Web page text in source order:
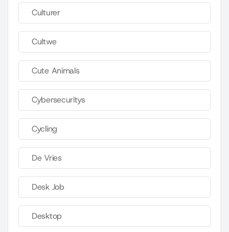
Culturer
Cultwe
Cute Animals
Cybersecuritys
Cycling
De Vries
Desk Job
Desktop